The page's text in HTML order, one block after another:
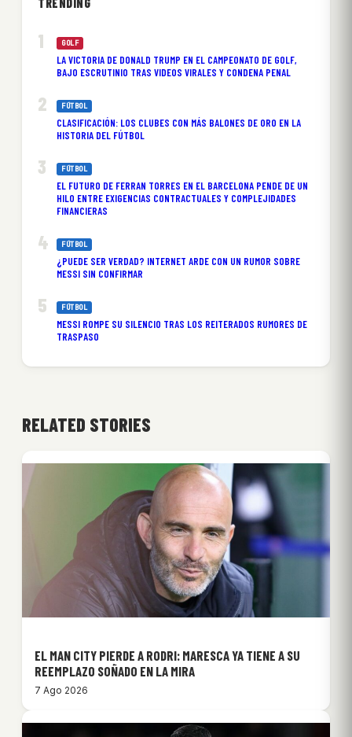
TRENDING
GOLF
LA VICTORIA DE DONALD TRUMP EN EL CAMPEONATO DE GOLF,
BAJO ESCRUTINIO TRAS VIDEOS VIRALES Y CONDENA PENAL
FÚTBOL
CLASIFICACIÓN: LOS CLUBES CON MÁS BALONES DE ORO EN LA
HISTORIA DEL FÚTBOL
FÚTBOL
EL FUTURO DE FERRAN TORRES EN EL BARCELONA PENDE DE UN
HILO ENTRE EXIGENCIAS CONTRACTUALES Y COMPLEJIDADES
FINANCIERAS
FÚTBOL
¿PUEDE SER VERDAD? INTERNET ARDE CON UN RUMOR SOBRE
MESSI SIN CONFIRMAR
FÚTBOL
MESSI ROMPE SU SILENCIO TRAS LOS REITERADOS RUMORES DE
TRASPASO
RELATED STORIES
EL MAN CITY PIERDE A RODRI: MARESCA YA TIENE A SU
REEMPLAZO SOÑADO EN LA MIRA
7 Ago 2026